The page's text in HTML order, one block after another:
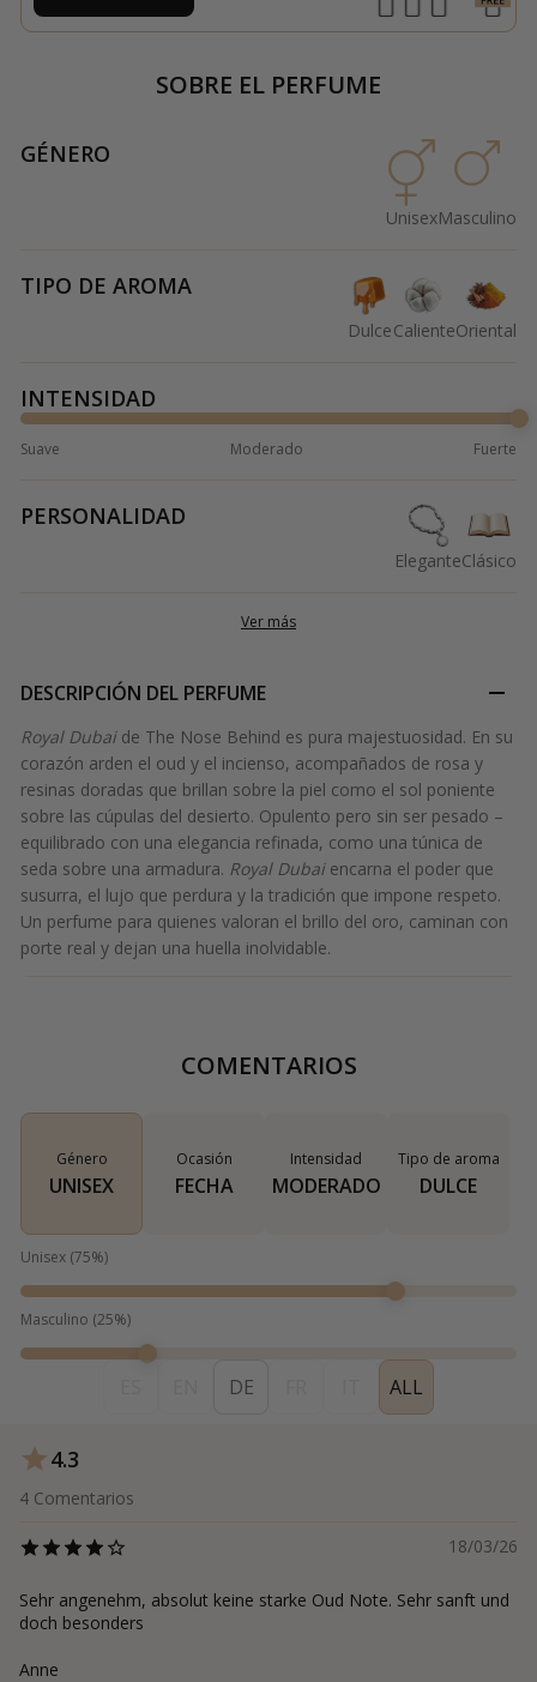
SOBRE EL PERFUME
GÉNERO
UnisexMasculino
TIPO DE AROMA
DulceCalienteOriental
INTENSIDAD
Suave Moderado Fuerte
PERSONALIDAD
EleganteClásico
Ver más
DESCRIPCIÓN DEL PERFUME
Royal Dubaide The Nose Behind es pura majestuosidad. En su
corazón arden el oud y el incienso, acompañados de rosa y
resinas doradas que brillan sobre la piel como el sol poniente
sobre las cúpulas del desierto. Opulento pero sin ser pesado –
equilibrado con una elegancia refinada, como una túnica de
seda sobre una armadura. Royal Dubaiencarna el poder que
susurra, el lujo que perdura y la tradición que impone respeto.
Un perfume para quienes valoran el brillo del oro, caminan con
porte real y dejan una huella inolvidable.
COMENTARIOS
Género
UNISEX
Ocasión
FECHA
Intensidad
MODERADO
Tipo de aroma
DULCE
Unisex (75%)
Masculino (25%)
DE ALL
4.3
4 Comentarios
18/03/26
Sehr angenehm, absolut keine starke Oud Note. Sehr sanft und
doch besonders
Anne